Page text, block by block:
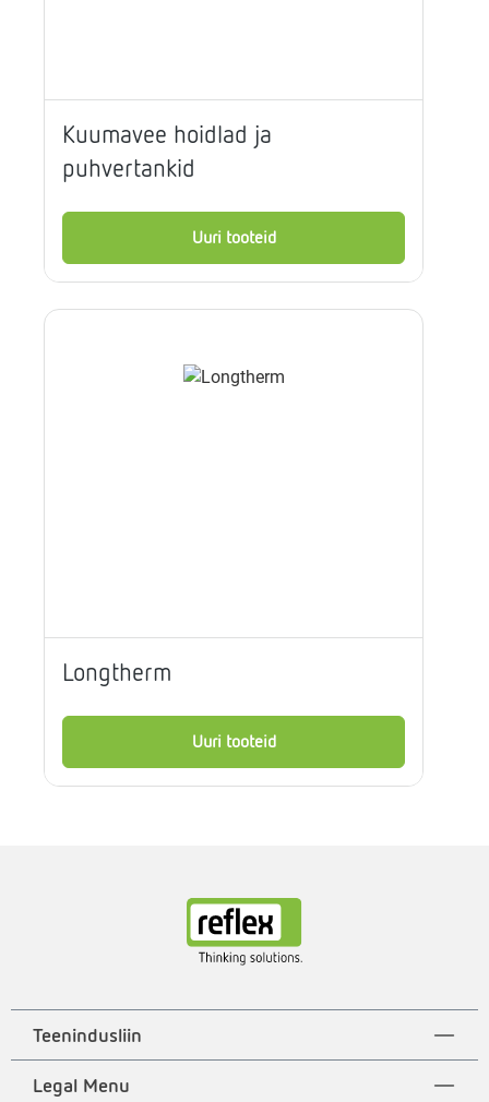
Kuumavee hoidlad ja
puhvertankid
Uuri tooteid
Longtherm
Uuri tooteid
Teenindusliin
Legal Menu